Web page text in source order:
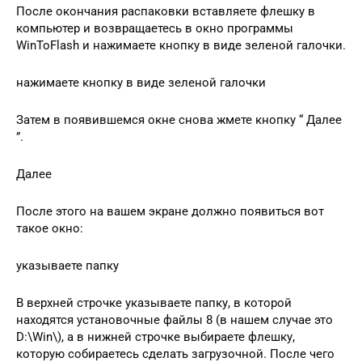
После окончания распаковки вставляете флешку в
компьютер и возвращаетесь в окно программы
WinToFlash и нажимаете кнопку в виде зеленой галочки.
нажимаете кнопку в виде зеленой галочки
Затем в появившемся окне снова жмете кнопку “ Далее
”.
Далее
После этого на вашем экране должно появиться вот
такое окно:
указываете папку
В верхней строчке указываете папку, в которой
находятся установочные файлы 8 (в нашем случае это
D:\Win\), а в нижней строчке выбираете флешку,
которую собираетесь сделать загрузочной. После чего